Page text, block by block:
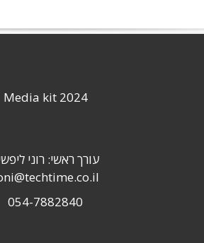
Media kit 2024
עורך ראשי: רוני
054-7882840